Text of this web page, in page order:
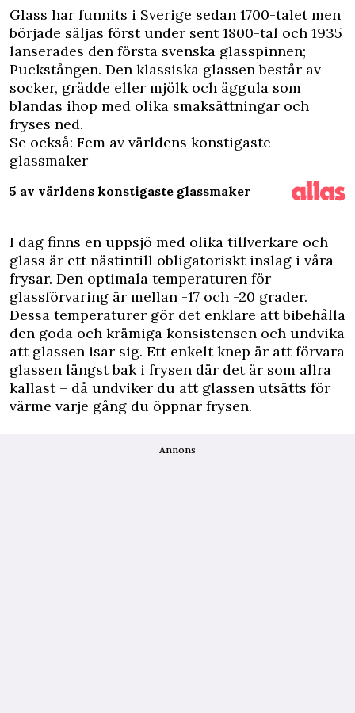
Glass har funnits i Sverige sedan 1700-talet men
började säljas först under sent 1800-tal och 1935
lanserades den första svenska glasspinnen;
Puckstången. Den klassiska glassen består av
socker, grädde eller mjölk och äggula som
blandas ihop med olika smaksättningar och
fryses ned.
Se också: Fem av världens konstigaste
glassmaker
5 av världens konstigaste glassmaker
I dag finns en uppsjö med olika tillverkare och
glass är ett nästintill obligatoriskt inslag i våra
frysar. Den optimala temperaturen för
glassförvaring är mellan -17 och -20 grader.
Dessa temperaturer gör det enklare att bibehålla
den goda och krämiga konsistensen och undvika
att glassen isar sig. Ett enkelt knep är att förvara
glassen längst bak i frysen där det är som allra
kallast – då undviker du att glassen utsätts för
värme varje gång du öppnar frysen.
Annons